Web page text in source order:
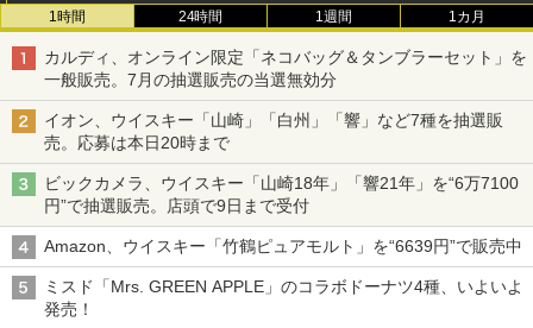
1時間 24時間 1週間 1カ月
カルディ、オンライン限定「ネコバッグ＆タンブラーセット」を
一般販売。7月の抽選販売の当選無効分
イオン、ウイスキー「山崎」「白州」「響」など7種を抽選販
売。応募は本日20時まで
ビックカメラ、ウイスキー「山崎18年」「響21年」を“6万7100
円”で抽選販売。店頭で9日まで受付
Amazon、ウイスキー「竹鶴ピュアモルト」を“6639円”で販売中
ミスド「Mrs. GREEN APPLE」のコラボドーナツ4種、いよいよ
発売！